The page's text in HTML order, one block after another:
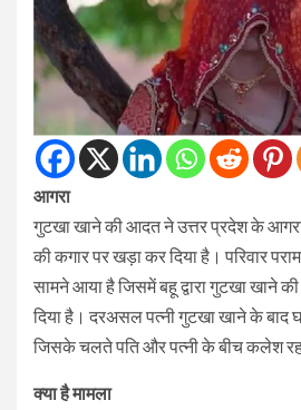
आगरा
गुटखा खाने की आदत ने उत्तर प्रदेश के
की कगार पर खड़ा कर दिया है। परिवार
सामने आया है जिसमें बहू द्वारा गुटखा खाने
दिया है। दरअसल पत्नी गुटखा खाने के बाद
जिसके चलते पति और पत्नी के बीच कलेश
क्या है मामला